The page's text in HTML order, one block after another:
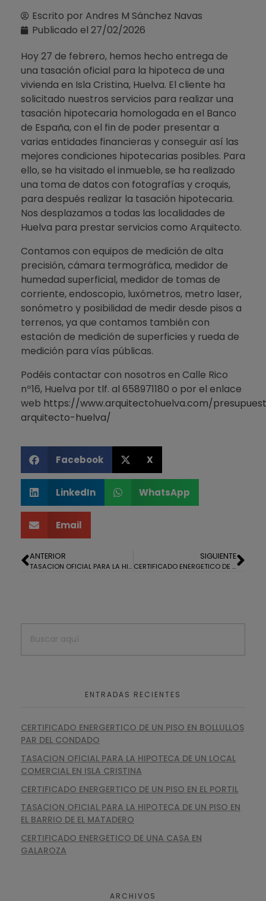
Escrito por Andres M Sánchez Navas
Publicado el 27/02/2026
Hoy 27 de febrero, hemos hecho entrega de
una tasación oficial para la hipoteca de una
vivienda en Isla Cristina, Huelva. El cliente ha
solicitado nuestros servicios para realizar una
tasación hipotecaria homologada en el Banco
de España, con el fin de poder presentar a
varias entidades financieras y conseguir así las
mejores condiciones hipotecarias posibles. Para
ello, se ha visitado el inmueble, se ha realizado
una toma de datos con fotografías y croquis,
para después realizar la tasación hipotecaria.
Nos desplazamos a todas las localidades de
Huelva para prestar servicios como Arquitecto.
Contamos con equipos de medición de alta
precisión, cámara termográfica, medidor de
humedad superficial, medidor de tomas de
corriente, endoscopio, luxómetros, metro laser,
sonómetro y posibilidad de medir desde pisos a
terrenos, ya que contamos también con
estación de medición de superficies y rueda de
medición para vías públicas.
Podéis contactar con nosotros en Calle Rico
nº16, Huelva por tlf. al 658971180 o por el enlace
web https://www.arquitectohuelva.com/
arquitecto-huelva/
Facebook X
LinkedIn WhatsApp
Email
ANTERIOR
TASACION OFICIAL PARA LA HIPOTECA DE UN PISO EN CARTAYA
SIGUIENTE
CERTIFICADO ENERGETICO DE UN PISO EN HUELVA
ENTRADAS RECIENTES
CERTIFICADO ENERGERTICO DE UN PISO EN BOLLULLOS
PAR DEL CONDADO
TASACION OFICIAL PARA LA HIPOTECA DE UN LOCAL
COMERCIAL EN ISLA CRISTINA
CERTIFICADO ENERGERTICO DE UN PISO EN EL PORTIL
TASACION OFICIAL PARA LA HIPOTECA DE UN PISO EN
EL BARRIO DE EL MATADERO
CERTIFICADO ENERGETICO DE UNA CASA EN
GALAROZA
ARCHIVOS